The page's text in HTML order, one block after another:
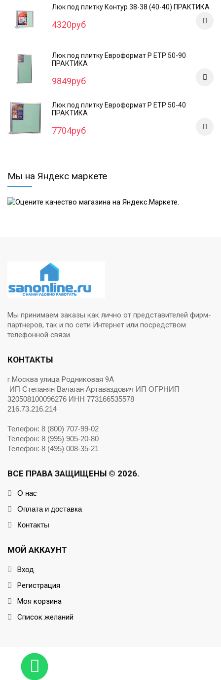
Люк под плитку Контур 38-38 (40-40) ПРАКТИКА
4320руб
Люк под плитку Евроформат Р ЕТР 50-90
ПРАКТИКА
9849руб
Люк под плитку Евроформат Р ЕТР 50-40
ПРАКТИКА
7704руб
Мы на Яндекс маркете
Мы принимаем заказы как лично от представителей фирм-
партнеров, так и по сети Интернет или посредством
телефонной связи.
КОНТАКТЫ
г.Москва улица Родниковая 9А
ИП Степанян Вачаган Артаваздович ИП ОГРНИП
320508100096276 ИНН 773166535578
216.73.216.214
Телефон: 8 (800) 707-99-02
Телефон: 8 (995) 905-20-80
Телефон: 8 (495) 008-35-21
ВСЕ ПРАВА ЗАЩИЩЕНЫ © 2026.
О нас
Оплата и доставка
Контакты
МОЙ АККАУНТ
Вход
Регистрация
Моя корзина
Список желаний